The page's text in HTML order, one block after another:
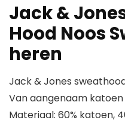
Jack &
Hood Noos
heren
Jack & Jones
Van aangenaam katoen
Materiaal: 60% katoen,